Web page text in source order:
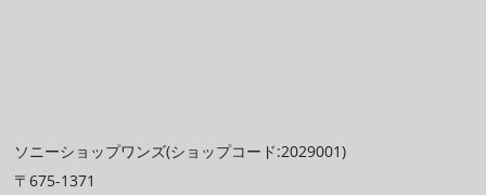
ソニーショップワンズ(ショップコード:2029001)
〒675-1371